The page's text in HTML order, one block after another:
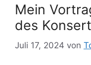
Mein
des
Juli 17, 2024 von